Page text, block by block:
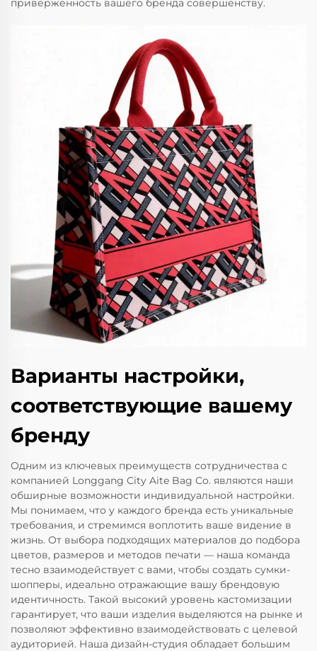
приверженность вашего бренда совершенству.
Варианты настройки,
соответствующие вашему
бренду
Одним из ключевых преимуществ сотрудничества с
компанией Longgang City Aite Bag Co. являются наши
обширные возможности индивидуальной настройки.
Мы понимаем, что у каждого бренда есть уникальные
требования, и стремимся воплотить ваше видение в
жизнь. От выбора подходящих материалов до подбора
цветов, размеров и методов печати — наша команда
тесно взаимодействует с вами, чтобы создать сумки-
шопперы, идеально отражающие вашу брендовую
идентичность. Такой высокий уровень кастомизации
гарантирует, что ваши изделия выделяются на рынке и
позволяют эффективно взаимодействовать с целевой
аудиторией. Наша дизайн-студия обладает большим